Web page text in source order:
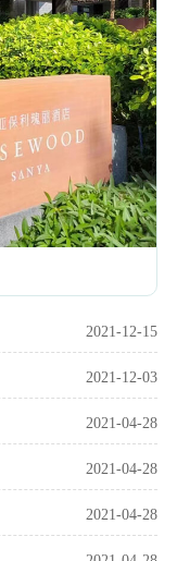
2021-12-15
2021-12-03
2021-04-28
2021-04-28
2021-04-28